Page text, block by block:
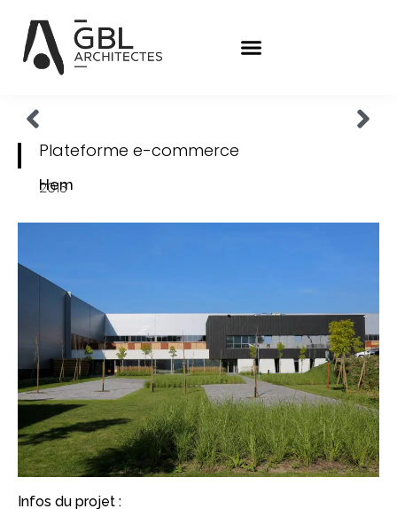
Plateforme e-commerce
Hem
2013
Infos du projet :